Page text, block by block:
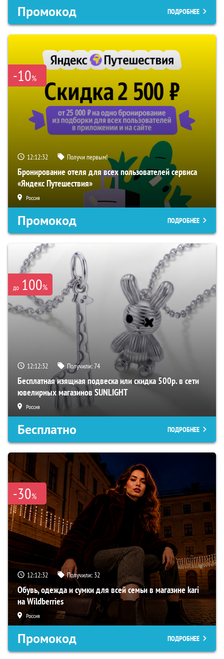
Промокод ПОДРОБНЕЕ
-10%
12:12:31 Получи первым!
Бронирование отеля для всех пользователей сервиса
«Яндекс Путешествия»
Россия
Промокод ПОДРОБНЕЕ
до 100%
12:12:31 Получили:74
Бесплатная изящная подвеска или скидка 500р. в сети
ювелирных магазинов SUNLIGHT
Россия
Бесплатно ПОДРОБНЕЕ
-30%
12:12:31 Получили: 32
Обувь, одежда и сумки для всей семьи в магазине kari
на Wildberries
Россия
Промокод ПОДРОБНЕЕ